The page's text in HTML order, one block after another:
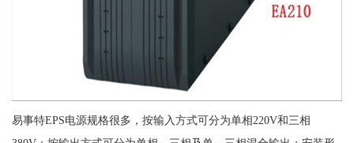
易事特EPS电源规格很多，按输入方式可分为单相220V和三相